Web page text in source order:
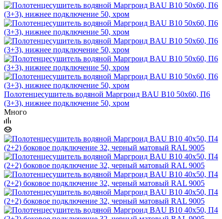
Полотенцесушитель водяной Маргроид BAU В10 50х60, П6
(3+3), нижнее подключение 50, хром
Много